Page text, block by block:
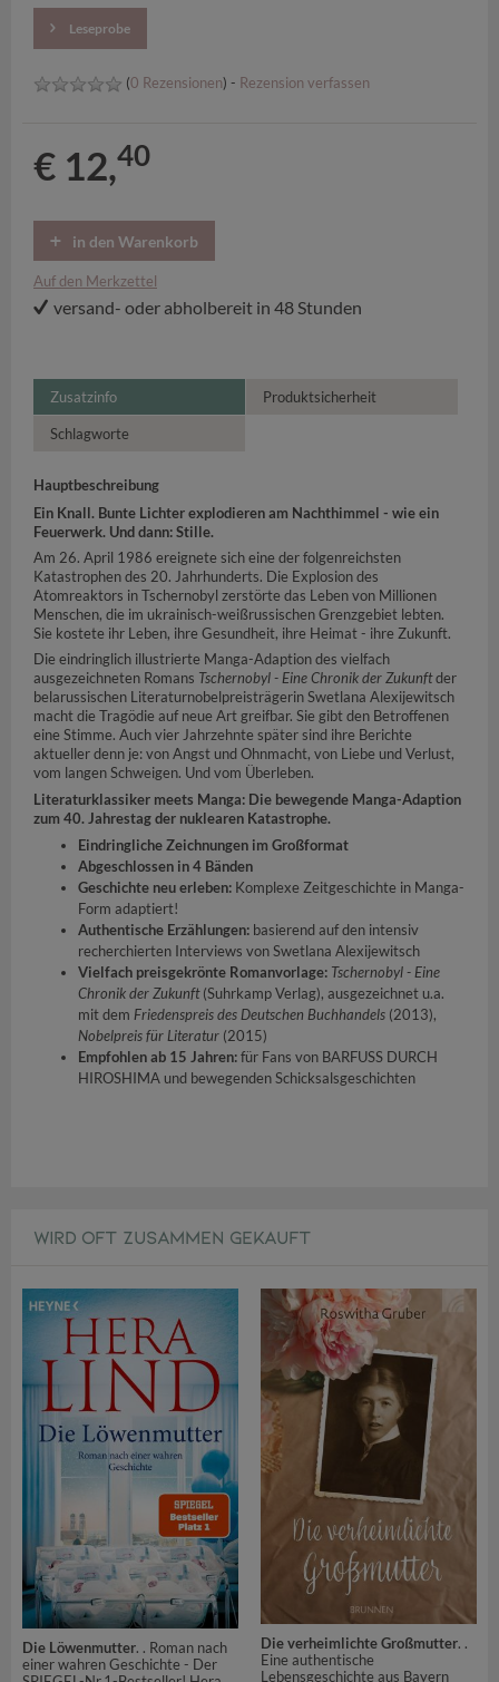
Leseprobe
(0 Rezensionen) - Rezension verfassen
€ 12,40
in den Warenkorb
Auf den Merkzettel
versand- oder abholbereit in 48 Stunden
Zusatzinfo Produktsicherheit
Schlagworte
Hauptbeschreibung
Ein Knall. Bunte Lichter explodieren am Nachthimmel - wie ein
Feuerwerk. Und dann: Stille.
Am 26. April 1986 ereignete sich eine der folgenreichsten
Katastrophen des 20. Jahrhunderts. Die Explosion des
Atomreaktors in Tschernobyl zerstörte das Leben von Millionen
Menschen, die im ukrainisch-weißrussischen Grenzgebiet lebten.
Sie kostete ihr Leben, ihre Gesundheit, ihre Heimat - ihre Zukunft.
Die eindringlich illustrierte Manga-Adaptiondes vielfach
ausgezeichneten Romans Tschernobyl - Eine Chronik der Zukunftder
belarussischen Literaturnobelpreisträgerin Swetlana Alexijewitsch
macht die Tragödie auf neue Art greifbar. Sie gibt den Betroffenen
eine Stimme. Auch vier Jahrzehnte später sind ihre Berichte
aktueller denn je: von Angst und Ohnmacht, von Liebe und Verlust,
vom langen Schweigen. Und vom Überleben.
Literaturklassiker meets Manga: Die bewegende Manga-Adaption
zum 40. Jahrestag der nuklearen Katastrophe.
Eindringliche Zeichnungen im Großformat
Abgeschlossen in 4 Bänden
Geschichte neu erleben: Komplexe Zeitgeschichte in Manga-
Form adaptiert!
Authentische Erzählungen: basierend auf den intensiv
recherchierten Interviews von Swetlana Alexijewitsch
Vielfach preisgekrönte Romanvorlage: Tschernobyl - Eine
Chronik der Zukunft(Suhrkamp Verlag), ausgezeichnet u.a.
mit dem Friedenspreis des Deutschen Buchhandels (2013),
Nobelpreis für Literatur (2015)
Empfohlen ab 15 Jahren:für Fans von BARFUSS DURCH
HIROSHIMA und bewegenden Schicksalsgeschichten
WIRD OFT ZUSAMMEN GEKAUFT
Die Löwenmutter. . Roman nach
einer wahren Geschichte - Der
Die verheimlichte Großmutter. .
Eine authentische
Lebensgeschichte aus Bayern